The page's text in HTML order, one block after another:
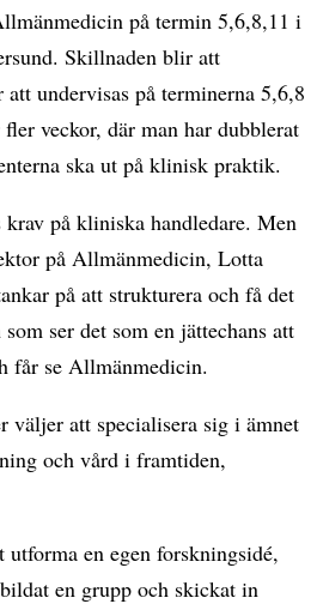
på termin 5,6,8,11 i
Skillnaden blir att
undervisas på terminerna 5,6,8
veckor, där man har dubblerat
ska ut på klinisk praktik.
på kliniska handledare. Men
på Allmänmedicin, Lotta
på att strukturera och få det
ser det som en jättechans att
får se Allmänmedicin.
att specialisera sig i ämnet
och vård i framtiden,
en egen forskningsidé,
en grupp och skickat in